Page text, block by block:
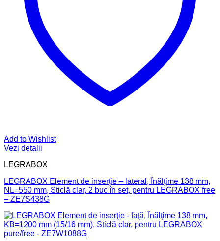
Add to Wishlist
Vezi detalii
LEGRABOX
LEGRABOX Element de inserţie – lateral, Înălţime 138 mm,
NL=550 mm, Sticlă clar, 2 buc în set, pentru LEGRABOX free
– ZE7S438G